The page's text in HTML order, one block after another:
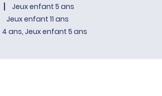
Jeux enfant 5 ans
Jeux enfant 11 ans
ans, Jeux enfant 5 ans